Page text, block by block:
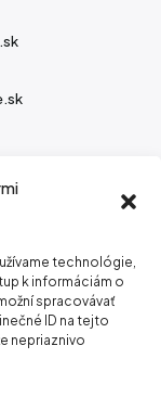
technológie,
k informáciám o
spracovávať
ID na tejto
nepriaznivo